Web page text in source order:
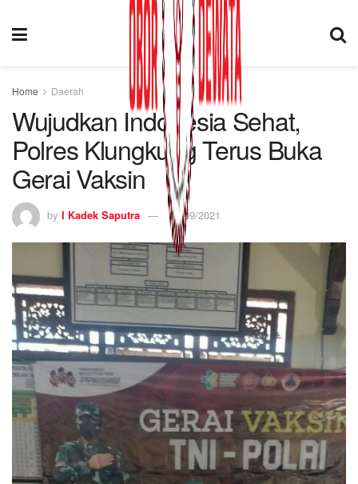
Home Daerah
Wujudkan Indonesia Sehat,
Polres Klungkung Terus Buka
Gerai Vaksin
by I Kadek Saputra 28/09/2021